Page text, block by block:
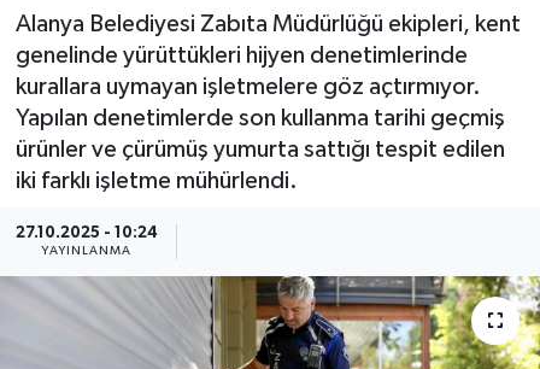
Alanya Belediyesi Zabıta Müdürlüğü ekipleri, kent
genelinde yürüttükleri hijyen denetimlerinde
kurallara uymayan işletmelere göz açtırmıyor.
Yapılan denetimlerde son kullanma tarihi geçmiş
ürünler ve çürümüş yumurta sattığı tespit edilen
iki farklı işletme mühürlendi.
27.10.2025 - 10:24
YAYINLANMA
Ekonomi
Genel
Görüntülü Haber
Kültür & Sanat
Magazin
Tüm Manşetler
Son Dakika Haberleri
Haber Arşivi